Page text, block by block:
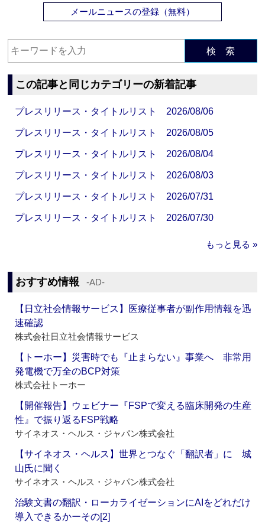
メールニュースの登録（無料）
検 索
この記事と同じカテゴリーの新着記事
プレスリリース・タイトルリスト 2026/08/06
プレスリリース・タイトルリスト 2026/08/05
プレスリリース・タイトルリスト 2026/08/04
プレスリリース・タイトルリスト 2026/08/03
プレスリリース・タイトルリスト 2026/07/31
プレスリリース・タイトルリスト 2026/07/30
もっと見る »
おすすめ情報 ‐AD‐
【日立社会情報サービス】医療従事者が副作用情報を迅
速確認
株式会社日立社会情報サービス
【トーホー】災害時でも『止まらない』事業へ 非常用
発電機で万全のBCP対策
株式会社トーホー
【開催報告】ウェビナー『FSPで変える臨床開発の生産
性』で振り返るFSP戦略
サイネオス・ヘルス・ジャパン株式会社
【サイネオス・ヘルス】世界とつなぐ「翻訳者」に 城
山氏に聞く
サイネオス・ヘルス・ジャパン株式会社
治験文書の翻訳・ローカライゼーションにAIをどれだけ
導入できるかーその[2]